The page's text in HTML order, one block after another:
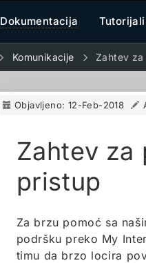
Dokumentacija Tutorijali
Komunikacije Zahtev
Objavljeno: 12-Feb-2018
Zahtev za
pristup
Za brzu pomoć sa
podršku preko My
timu da brzo locira